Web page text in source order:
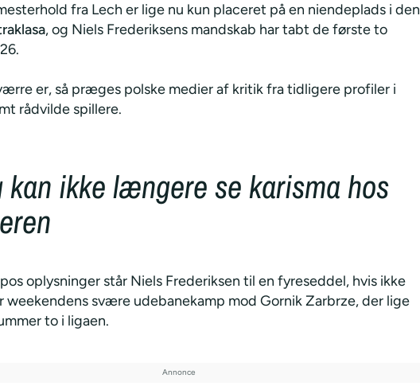
fra Lech er lige nu kun placeret på en niendeplads i den
, og Niels Frederiksens mandskab har tabt de første to
er, så præges polske medier af kritik fra tidligere profiler i
rådvilde spillere.
kan ikke længere se karisma hos
oplysninger står Niels Frederiksen til en fyreseddel, hvis ikke
weekendens svære udebanekamp mod Gornik Zarbrze, der lige
to i ligaen.